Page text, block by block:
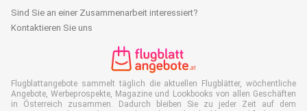
Sind Sie an einer Zusammenarbeit interessiert?
Kontaktieren Sie uns
Flugblattangebote sammelt täglich die aktuellen Flugblätter, wöchentliche
Angebote, Werbeprospekte, Magazine und Lookbooks von allen Geschäften
in Österreich zusammen. Dadurch bleiben Sie zu jeder Zeit auf dem